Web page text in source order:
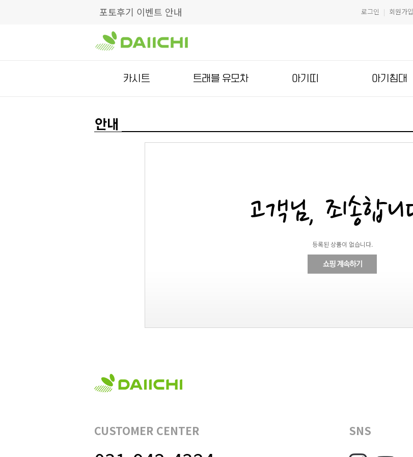
포토후기 이벤트 안내 로그인 | 회원가입
카시트 트래블 유모차 아기띠 아기침대
등록된 상품이 없습니다.
CUSTOMER CENTER SNS